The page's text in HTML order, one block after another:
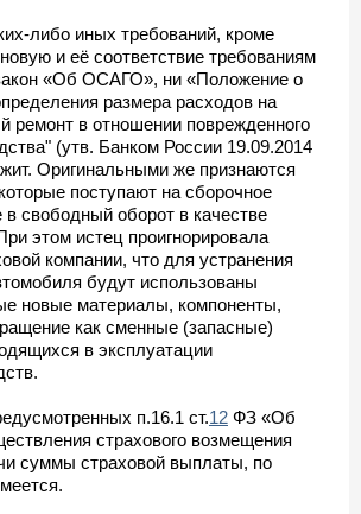
либо иных требований, кроме
и её соответствие требованиям
«Об ОСАГО», ни «Положение о
размера расходов на
ремонт в отношении поврежденного
(утв. Банком России 19.09.2014
Оригинальными же признаются
поступают на сборочное
в свободный оборот в качестве
этом истец проигнорировала
компании, что для устранения
будут использованы
новые материалы, компоненты,
как сменные (запасные)
в эксплуатации
п.16.1 ст.12 ФЗ «Об
страхового возмещения
суммы страховой выплаты, по